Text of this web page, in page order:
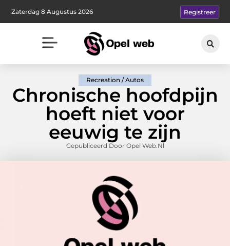
Zaterdag 8 Augustus 2026 Registreer
Recreation / Autos
Chronische hoofdpijn
hoeft niet voor
eeuwig te zijn
Gepubliceerd Door Opel Web.nl